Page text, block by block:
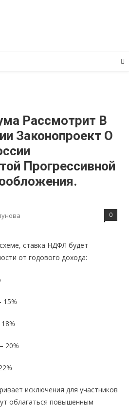
Рассмотрит В
Законопроект О
Прогрессивной
0
ставка НДФЛ будет
от годового дохода:
15%
20%
исключения для участников
облагаться повышенным